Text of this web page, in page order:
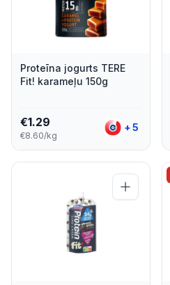
Proteīna jogurts TERE
Fit! karameļu 150g
€1.29
€8.60/kg
+5